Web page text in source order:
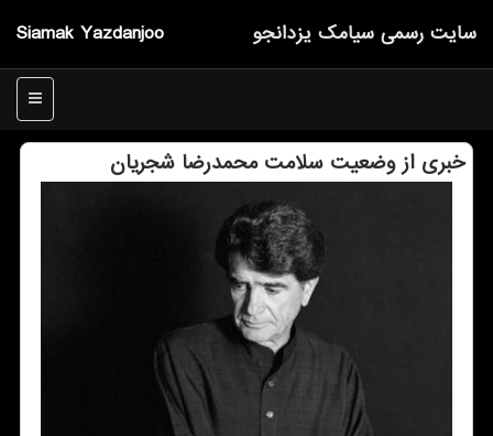
Siamak Yazdanjoo سایت رسمی سیامك یزدانجو
منو
خبری از وضعیت سلامت محمدرضا شجریان